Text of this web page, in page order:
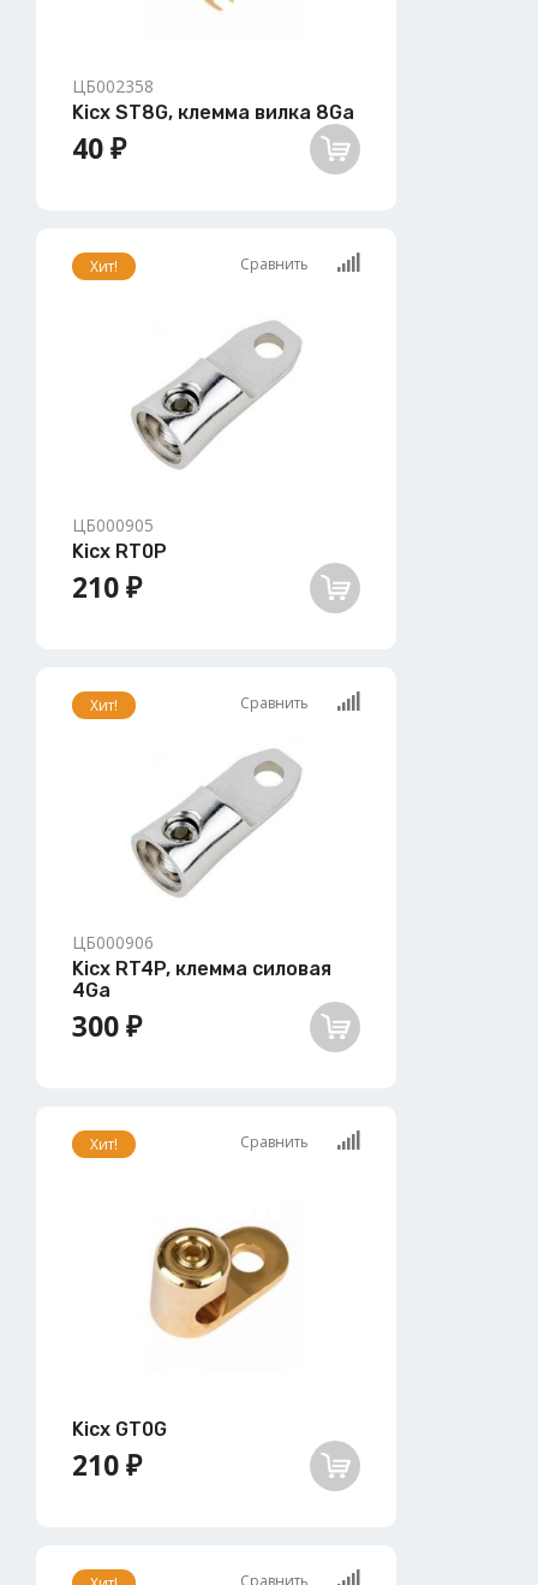
ЦБ002358
Kicx ST8G, клемма вилка 8Ga
40 ₽
Хит! Сравнить
ЦБ000905
Kicx RT0P
210 ₽
Хит! Сравнить
ЦБ000906
Kicx RT4P, клемма силовая
4Ga
300 ₽
Хит! Сравнить
Kicx GT0G
210 ₽
Сравнить